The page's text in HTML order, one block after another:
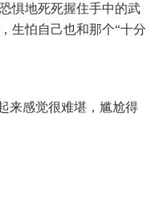
惧地死死握住手中的武
生怕自己也和那个“十分
来感觉很难堪，尴尬得